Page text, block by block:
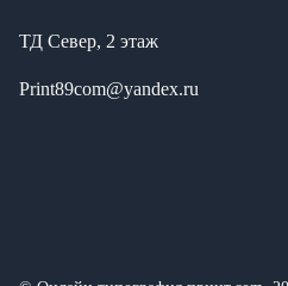
ТД Север, 2 этаж
Print89com@yandex.ru